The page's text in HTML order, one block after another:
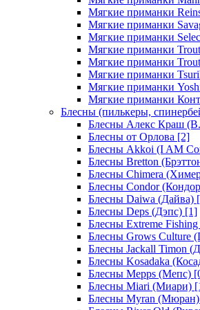
Мягкие приманки
Мягкие приманки
Мягкие приманки
Мягкие приманки
Мягкие приманки
Мягкие приманки
Мягкие приманки
Мягкие приманки
Блесны (пилькеры,
Блесны Алекс Краш
Блесны от Орлова [2]
Блесны Akkoi (I AM
Блесны Bretton
Блесны Chimera
Блесны Condor
Блесны Daiwa (Дайва)
Блесны Deps (Дэпс) [1]
Блесны Extreme
Блесны Grows Culture
Блесны Jackall Timon
Блесны Kosadaka
Блесны Mepps (Мепс)
Блесны Miari (Миари)
Блесны Myran (Мюран)